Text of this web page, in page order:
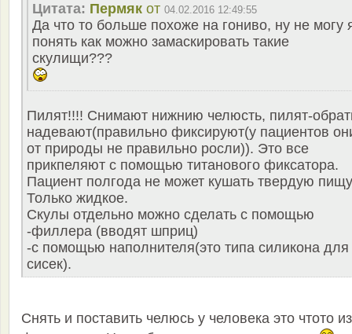
Цитата: Пермяк от 04.02.2016 12:49:55
Да что то больше похоже на гониво, ну не могу
понять как можно замаскировать такие
скулищи???
Пилят!!!! Снимают нижнию челюсть, пилят-
надевают(правильно фиксируют(у пациентов
от природы не правильно росли)). Это все
прикпеляют с помощью титанового фиксатора.
Пациент полгода не может кушать твердую
Только жидкое.
Скулы отдельно можно сделать с помощью
-филлера (вводят шприц)
-с помощью наполнителя(это типа силикона для
сисек).
Снять и поставить челюсь у человека это чтото из